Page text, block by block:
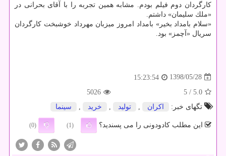
كارگردان دوم فیلم بودم. مشابه همین تجربه را با آقای بحرانی در
«ملك سلیمان» داشتم.
«سلام بامداد بخیر» بامداد امروز میزبان مهرداد خوشبخت كارگردان
سریال «آچمز» بود.
1398/05/28
15:23:54
5.0
/ 5
5026
تگهای خبر:
اكران تولید خرید سینما
این مطلب کادودونی را می پسندید؟ (1)
(0)